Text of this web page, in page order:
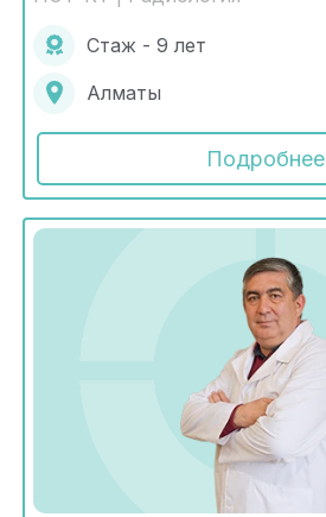
Стаж - 9 лет
Алматы
Подробнее